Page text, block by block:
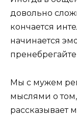
довольно
кончается
начинается
Мы с мужем
мыслями о том,
рассказывает